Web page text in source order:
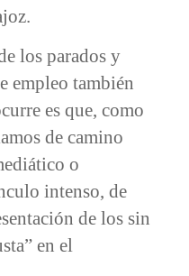
los parados y
empleo también
es que, como
de camino
o
intenso, de
de los sin
en el